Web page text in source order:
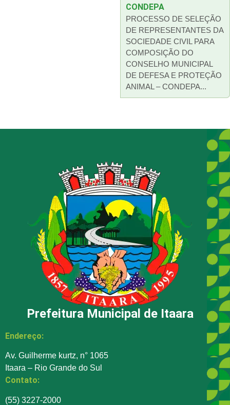
CONDEPA
PROCESSO DE SELEÇÃO
DE REPRESENTANTES DA
SOCIEDADE CIVIL PARA
COMPOSIÇÃO DO
CONSELHO MUNICIPAL
DE DEFESA E PROTEÇÃO
ANIMAL – CONDEPA...
Prefeitura Municipal de Itaara
Endereço:
Av. Guilherme kurtz, n° 1065
Itaara – Rio Grande do Sul
Contato:
(55) 3227-2000